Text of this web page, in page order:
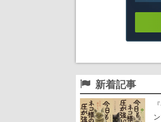
新着記事